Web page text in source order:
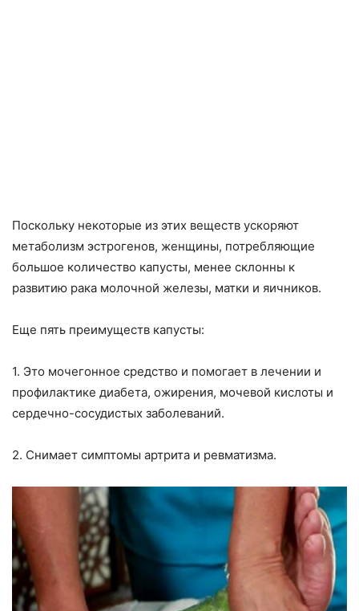
Поскольку некоторые из этих веществ ускоряют
метаболизм эстрогенов, женщины, потребляющие
большое количество капусты, менее склонны к
развитию рака молочной железы, матки и яичников.
Еще пять преимуществ капусты:
1. Это мочегонное средство и помогает в лечении и
профилактике диабета, ожирения, мочевой кислоты и
сердечно-сосудистых заболеваний.
2. Снимает симптомы артрита и ревматизма.